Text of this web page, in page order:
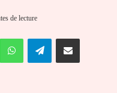
de lecture
WhatsAppTelegramPartager par email